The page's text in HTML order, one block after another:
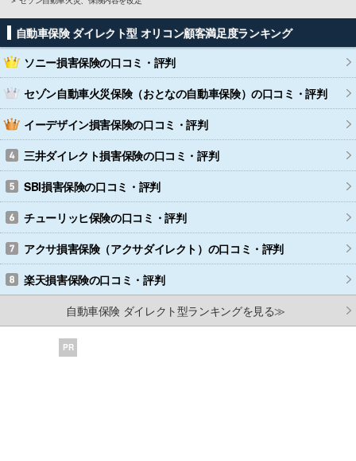
自動車保険 ダイレクト型 オリコン顧客満足度ランキング
ソニー損害保険の口コミ・評判
セゾン自動車火災保険（おとなの自動車保険）の口コミ・評判
イーデザイン損害保険の口コミ・評判
三井ダイレクト損害保険の口コミ・評判
SBI損害保険の口コミ・評判
チューリッヒ保険の口コミ・評判
アクサ損害保険（アクサダイレクト） の口コミ・評判
楽天損害保険の口コミ・評判
自動車保険 ダイレクト型ランキングを見る≫
PR